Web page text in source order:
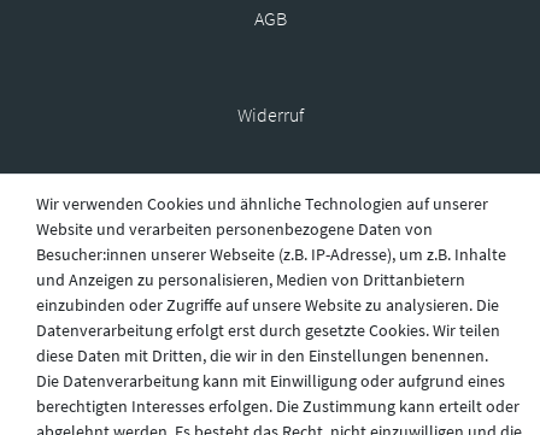
AGB
Widerruf
Datenschutz
Versand
Kontakt
Wir verwenden Cookies und ähnliche Technologien auf unserer
Website und verarbeiten personenbezogene Daten von
Besucher:innen unserer Webseite (z.B. IP-Adresse), um z.B. Inhalte
und Anzeigen zu personalisieren, Medien von Drittanbietern
einzubinden oder Zugriffe auf unsere Website zu analysieren. Die
Datenverarbeitung erfolgt erst durch gesetzte Cookies. Wir teilen
diese Daten mit Dritten, die wir in den Einstellungen benennen.
Die Datenverarbeitung kann mit Einwilligung oder aufgrund eines
berechtigten Interesses erfolgen. Die Zustimmung kann erteilt oder